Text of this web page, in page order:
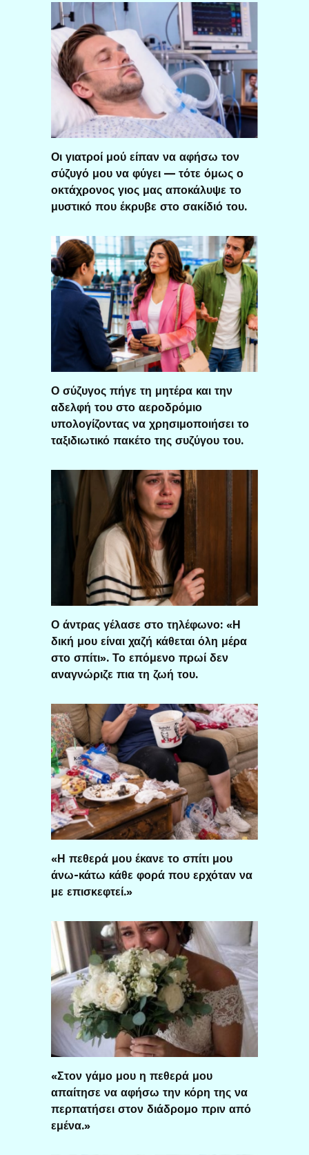
Οι γιατροί μού είπαν να αφήσω τον
σύζυγό μου να φύγει — τότε όμως ο
οκτάχρονος γιος μας αποκάλυψε το
μυστικό που έκρυβε στο σακίδιό του.
Ο σύζυγος πήγε τη μητέρα και την
αδελφή του στο αεροδρόμιο
υπολογίζοντας να χρησιμοποιήσει το
ταξιδιωτικό πακέτο της συζύγου του.
Ο άντρας γέλασε στο τηλέφωνο: «Η
δική μου είναι χαζή κάθεται όλη μέρα
στο σπίτι». Το επόμενο πρωί δεν
αναγνώριζε πια τη ζωή του.
«Η πεθερά μου έκανε το σπίτι μου
άνω-κάτω κάθε φορά που ερχόταν να
με επισκεφτεί.»
«Στον γάμο μου η πεθερά μου
απαίτησε να αφήσω την κόρη της να
περπατήσει στον διάδρομο πριν από
εμένα.»